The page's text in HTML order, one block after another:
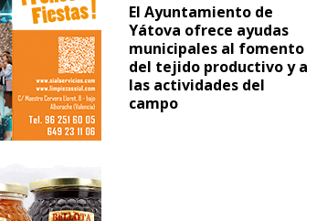
El Ayuntamiento de
Yátova ofrece ayudas
municipales al fomento
del tejido productivo y a
las actividades del
campo